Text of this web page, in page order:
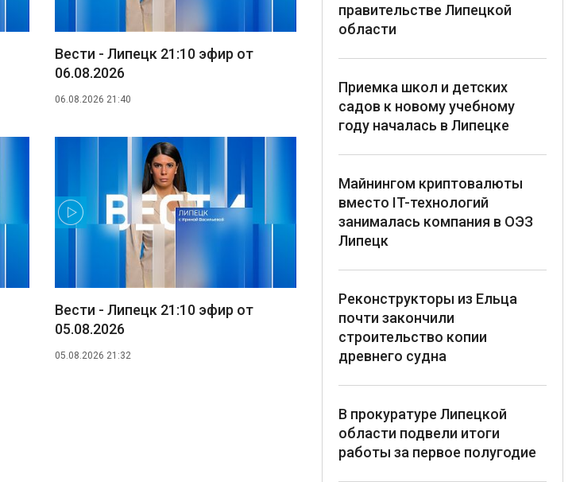
Вести - Липецк 21:10 эфир от
06.08.2026
06.08.2026 21:40
Вести - Липецк 21:10 эфир от
05.08.2026
05.08.2026 21:32
правительстве Липецкой
области
Приемка школ и детских
садов к новому учебному
году началась в Липецке
Майнингом криптовалюты
вместо IT-технологий
занималась компания в ОЭЗ
Липецк
Реконструкторы из Ельца
почти закончили
строительство копии
древнего судна
В прокуратуре Липецкой
области подвели итоги
работы за первое полугодие